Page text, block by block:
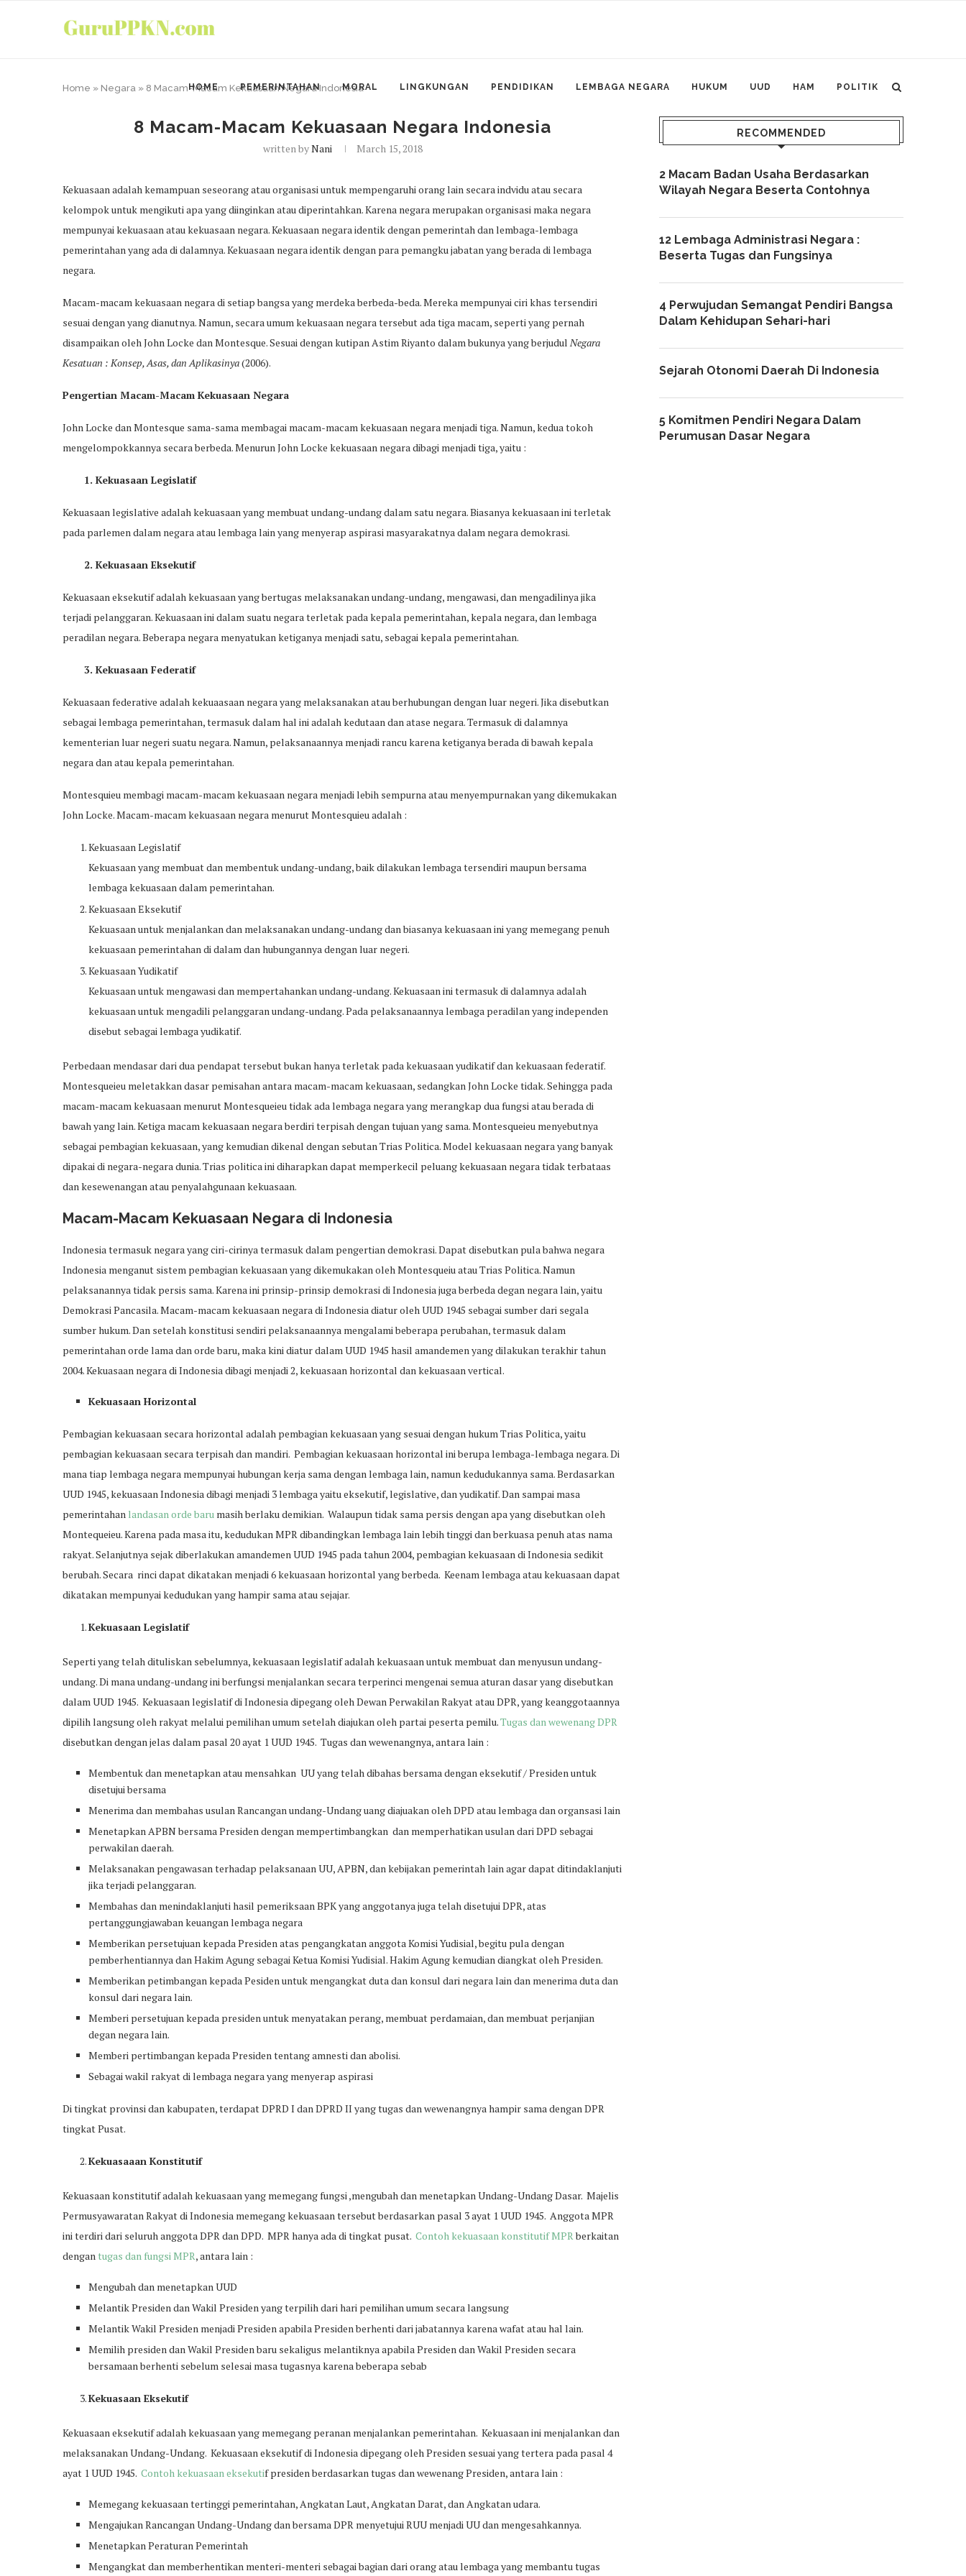
HOME PEMERINTAHAN MORAL LINGKUNGAN PENDIDIKAN LEMBAGA NEGARA HUKUM UUD HAM POLITIK
Home » Negara » 8 Macam-Macam Kekuasaan Negara Indonesia
8 Macam-Macam Kekuasaan Negara Indonesia
written byNani March 15, 2018
Kekuasaan adalah kemampuan seseorang atau organisasi untuk mempengaruhi orang lain secara indvidu atau secara
kelompok untuk mengikuti apa yang diinginkan atau diperintahkan. Karena negara merupakan organisasi maka negara
mempunyai kekuasaan atau kekuasaan negara. Kekuasaan negara identik dengan pemerintah dan lembaga-lembaga
pemerintahan yang ada di dalamnya. Kekuasaan negara identik dengan para pemangku jabatan yang berada di lembaga
negara.
Macam-macam kekuasaan negara di setiap bangsa yang merdeka berbeda-beda. Mereka mempunyai ciri khas tersendiri
sesuai dengan yang dianutnya. Namun, secara umum kekuasaan negara tersebut ada tiga macam, seperti yang pernah
disampaikan oleh John Locke dan Montesque. Sesuai dengan kutipan Astim Riyanto dalam bukunya yang berjudul Negara
Kesatuan : Konsep, Asas, dan Aplikasinya(2006).
Pengertian Macam-Macam Kekuasaan Negara
John Locke dan Montesque sama-sama membagai macam-macam kekuasaan negara menjadi tiga. Namun, kedua tokoh
mengelompokkannya secara berbeda. Menurun John Locke kekuasaan negara dibagi menjadi tiga, yaitu :
1. Kekuasaan Legislatif
Kekuasaan legislative adalah kekuasaan yang membuat undang-undang dalam satu negara. Biasanya kekuasaan ini terletak
pada parlemen dalam negara atau lembaga lain yang menyerap aspirasi masyarakatnya dalam negara demokrasi.
2. Kekuasaan Eksekutif
Kekuasaan eksekutif adalah kekuasaan yang bertugas melaksanakan undang-undang, mengawasi, dan mengadilinya jika
terjadi pelanggaran. Kekuasaan ini dalam suatu negara terletak pada kepala pemerintahan, kepala negara, dan lembaga
peradilan negara. Beberapa negara menyatukan ketiganya menjadi satu, sebagai kepala pemerintahan.
3. Kekuasaan Federatif
Kekuasaan federative adalah kekuaasaan negara yang melaksanakan atau berhubungan dengan luar negeri. Jika disebutkan
sebagai lembaga pemerintahan, termasuk dalam hal ini adalah kedutaan dan atase negara. Termasuk di dalamnya
kementerian luar negeri suatu negara. Namun, pelaksanaannya menjadi rancu karena ketiganya berada di bawah kepala
negara dan atau kepala pemerintahan.
Montesquieu membagi macam-macam kekuasaan negara menjadi lebih sempurna atau menyempurnakan yang dikemukakan
John Locke. Macam-macam kekuasaan negara menurut Montesquieu adalah :
Kekuasaan Legislatif
Kekuasaan yang membuat dan membentuk undang-undang, baik dilakukan lembaga tersendiri maupun bersama
lembaga kekuasaan dalam pemerintahan.
Kekuasaan Eksekutif
Kekuasaan untuk menjalankan dan melaksanakan undang-undang dan biasanya kekuasaan ini yang memegang penuh
kekuasaan pemerintahan di dalam dan hubungannya dengan luar negeri.
Kekuasaan Yudikatif
Kekuasaan untuk mengawasi dan mempertahankan undang-undang. Kekuasaan ini termasuk di dalamnya adalah
kekuasaan untuk mengadili pelanggaran undang-undang. Pada pelaksanaannya lembaga peradilan yang independen
disebut sebagai lembaga yudikatif.
Perbedaan mendasar dari dua pendapat tersebut bukan hanya terletak pada kekuasaan yudikatif dan kekuasaan federatif.
Montesqueieu meletakkan dasar pemisahan antara macam-macam kekuasaan, sedangkan John Locke tidak. Sehingga pada
macam-macam kekuasaan menurut Montesqueieu tidak ada lembaga negara yang merangkap dua fungsi atau berada di
bawah yang lain. Ketiga macam kekuasaan negara berdiri terpisah dengan tujuan yang sama. Montesqueieu menyebutnya
sebagai pembagian kekuasaan, yang kemudian dikenal dengan sebutan Trias Politica. Model kekuasaan negara yang banyak
dipakai di negara-negara dunia. Trias politica ini diharapkan dapat memperkecil peluang kekuasaan negara tidak terbataas
dan kesewenangan atau penyalahgunaan kekuasaan.
Macam-Macam Kekuasaan Negara di Indonesia
Indonesia termasuk negara yang ciri-cirinya termasuk dalam pengertian demokrasi. Dapat disebutkan pula bahwa negara
Indonesia menganut sistem pembagian kekuasaan yang dikemukakan oleh Montesqueiu atau Trias Politica. Namun
pelaksanannya tidak persis sama. Karena ini prinsip-prinsip demokrasi di Indonesia juga berbeda degan negara lain, yaitu
Demokrasi Pancasila. Macam-macam kekuasaan negara di Indonesia diatur oleh UUD 1945 sebagai sumber dari segala
sumber hukum. Dan setelah konstitusi sendiri pelaksanaannya mengalami beberapa perubahan, termasuk dalam
pemerintahan orde lama dan orde baru, maka kini diatur dalam UUD 1945 hasil amandemen yang dilakukan terakhir tahun
2004. Kekuasaan negara di Indonesia dibagi menjadi 2, kekuasaan horizontal dan kekuasaan vertical.
Kekuasaan Horizontal
Pembagian kekuasaan secara horizontal adalah pembagian kekuasaan yang sesuai dengan hukum Trias Politica, yaitu
pembagian kekuasaan secara terpisah dan mandiri. Pembagian kekuasaan horizontal ini berupa lembaga-lembaga negara. Di
mana tiap lembaga negara mempunyai hubungan kerja sama dengan lembaga lain, namun kedudukannya sama. Berdasarkan
UUD 1945, kekuasaan Indonesia dibagi menjadi 3 lembaga yaitu eksekutif, legislative, dan yudikatif. Dan sampai masa
pemerintahan landasan orde baru masih berlaku demikian. Walaupun tidak sama persis dengan apa yang disebutkan oleh
Montequeieu. Karena pada masa itu, kedudukan MPR dibandingkan lembaga lain lebih tinggi dan berkuasa penuh atas nama
rakyat. Selanjutnya sejak diberlakukan amandemen UUD 1945 pada tahun 2004, pembagian kekuasaan di Indonesia sedikit
berubah. Secara rinci dapat dikatakan menjadi 6 kekuasaan horizontal yang berbeda. Keenam lembaga atau kekuasaan dapat
dikatakan mempunyai kedudukan yang hampir sama atau sejajar.
Kekuasaan Legislatif
Seperti yang telah dituliskan sebelumnya, kekuasaan legislatif adalah kekuasaan untuk membuat dan menyusun undang-
undang. Di mana undang-undang ini berfungsi menjalankan secara terperinci mengenai semua aturan dasar yang disebutkan
dalam UUD 1945. Kekuasaan legislatif di Indonesia dipegang oleh Dewan Perwakilan Rakyat atau DPR, yang keanggotaannya
dipilih langsung oleh rakyat melalui pemilihan umum setelah diajukan oleh partai peserta pemilu.Tugas dan wewenang DPR
disebutkan dengan jelas dalam pasal 20 ayat 1 UUD 1945. Tugas dan wewenangnya, antara lain :
Membentuk dan menetapkan atau mensahkan UU yang telah dibahas bersama dengan eksekutif / Presiden untuk
disetujui bersama
Menerima dan membahas usulan Rancangan undang-Undang uang diajuakan oleh DPD atau lembaga dan organsasi lain
Menetapkan APBN bersama Presiden dengan mempertimbangkan dan memperhatikan usulan dari DPD sebagai
perwakilan daerah.
Melaksanakan pengawasan terhadap pelaksanaan UU, APBN, dan kebijakan pemerintah lain agar dapat ditindaklanjuti
jika terjadi pelanggaran.
Membahas dan menindaklanjuti hasil pemeriksaan BPK yang anggotanya juga telah disetujui DPR, atas
pertanggungjawaban keuangan lembaga negara
Memberikan persetujuan kepada Presiden atas pengangkatan anggota Komisi Yudisial, begitu pula dengan
pemberhentiannya dan Hakim Agung sebagai Ketua Komisi Yudisial. Hakim Agung kemudian diangkat oleh Presiden.
Memberikan petimbangan kepada Pesiden untuk mengangkat duta dan konsul dari negara lain dan menerima duta dan
konsul dari negara lain.
Memberi persetujuan kepada presiden untuk menyatakan perang, membuat perdamaian, dan membuat perjanjian
degan negara lain.
Memberi pertimbangan kepada Presiden tentang amnesti dan abolisi.
Sebagai wakil rakyat di lembaga negara yang menyerap aspirasi
Di tingkat provinsi dan kabupaten, terdapat DPRD I dan DPRD II yang tugas dan wewenangnya hampir sama dengan DPR
tingkat Pusat.
Kekuasaaan Konstitutif
Kekuasaan konstitutif adalah kekuasaan yang memegang fungsi ,mengubah dan menetapkan Undang-Undang Dasar. Majelis
Permusyawaratan Rakyat di Indonesia memegang kekuasaan tersebut berdasarkan pasal 3 ayat 1 UUD 1945. Anggota MPR
ini terdiri dari seluruh anggota DPR dan DPD. MPR hanya ada di tingkat pusat. Contoh kekuasaan konstitutif MPRberkaitan
dengantugas dan fungsi MPR, antara lain :
Mengubah dan menetapkan UUD
Melantik Presiden dan Wakil Presiden yang terpilih dari hari pemilihan umum secara langsung
Melantik Wakil Presiden menjadi Presiden apabila Presiden berhenti dari jabatannya karena wafat atau hal lain.
Memilih presiden dan Wakil Presiden baru sekaligus melantiknya apabila Presiden dan Wakil Presiden secara
bersamaan berhenti sebelum selesai masa tugasnya karena beberapa sebab
Kekuasaan Eksekutif
Kekuasaan eksekutif adalah kekuasaan yang memegang peranan menjalankan pemerintahan. Kekuasaan ini menjalankan dan
melaksanakan Undang-Undang. Kekuasaan eksekutif di Indonesia dipegang oleh Presiden sesuai yang tertera pada pasal 4
ayat 1 UUD 1945. Contoh kekuasaan eksekutif presiden berdasarkan tugas dan wewenang Presiden, antara lain :
Memegang kekuasaan tertinggi pemerintahan, Angkatan Laut, Angkatan Darat, dan Angkatan udara.
Mengajukan Rancangan Undang-Undang dan bersama DPR menyetujui RUU menjadi UU dan mengesahkannya.
Menetapkan Peraturan Pemerintah
Mengangkat dan memberhentikan menteri-menteri sebagai bagian dari orang atau lembaga yang membantu tugas
RECOMMENDED
2 Macam Badan Usaha Berdasarkan
Wilayah Negara Beserta Contohnya
12 Lembaga Administrasi Negara :
Beserta Tugas dan Fungsinya
4 Perwujudan Semangat Pendiri Bangsa
Dalam Kehidupan Sehari-hari
Sejarah Otonomi Daerah Di Indonesia
5 Komitmen Pendiri Negara Dalam
Perumusan Dasar Negara